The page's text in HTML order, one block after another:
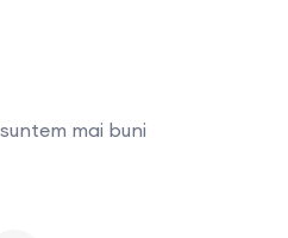
mai buni